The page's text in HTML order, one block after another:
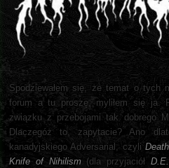
Spodziewałem się, że temat o tych
forum a tu proszę, myliłem się ja.
związku z przebojami tak dobrego
Dlaczegóż to, zapytacie? Ano
kanadyjskiego Adversarial, czyli
Knife of Nihilism (dla przyjaciół